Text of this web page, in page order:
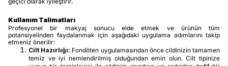
Kullanım Talimatları
Profesyonel bir makyaj sonucu elde etmek ve ürünün tüm
potansiyelinden faydalanmak için aşağıdaki uygulama adımlarını takip
etmeniz önerilir:
Cilt Hazırlığı: Fondöten uygulamasından önce cildinizin tamamen
temiz ve iyi nemlendirilmiş olduğundan emin olun. Cilt tipinize